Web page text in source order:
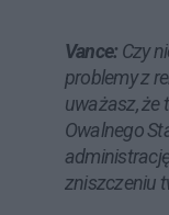
Vance: Czy
problemy z
uważasz, że
Owalnego
zniszczeniu